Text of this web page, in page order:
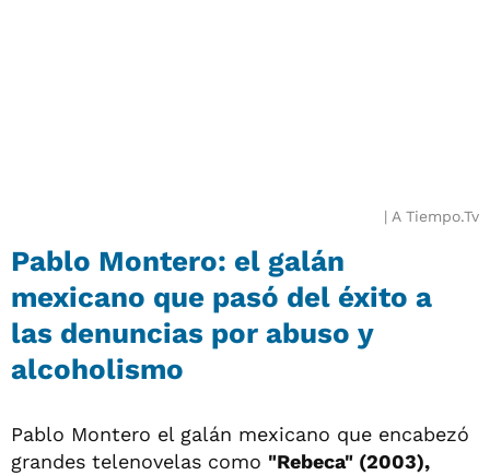
A Tiempo.Tv
Pablo Montero: el galán
mexicano que pasó del éxito a
las denuncias por abuso y
alcoholismo
Pablo Montero el galán mexicano que encabezó
grandes telenovelas como "Rebeca" (2003),